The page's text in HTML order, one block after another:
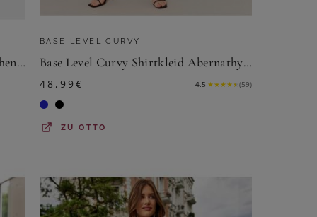
Jerseykleid mit Bindeband und Taschen - blau / grün / gemustert - Gr. 24 von Goldner Fashion
BASE LEVEL CURVY
Base Level Curvy Shirtkleid Abernathy Sommerkleid In leicht ausgestellter Form
48,99€ 4.5 ★★★★★ (59)
ZUOTTO